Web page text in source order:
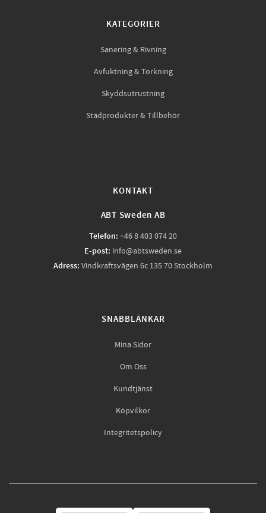
KATEGORIER
Sanering & Rivning
Avfuktning & Torkning
Skyddsutrustning
Städprodukter & Tillbehör
KONTAKT
ABT Sweden AB
Telefon: +46 8 403 074 20
E-post: info@abtsweden.se
Adress: Vindkraftsvägen 6c 135 70 Stockholm
SNABBLÄNKAR
Mina Sidor
Om Oss
Kundtjänst
Köpvilkor
Integritetspolicy